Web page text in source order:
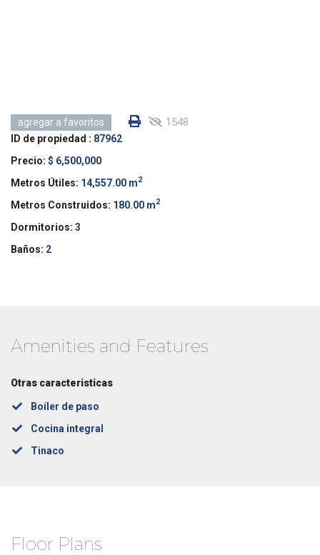
agregar a favoritos 1548
ID de propiedad : 87962
Precio: $ 6,500,000
Metros Útiles: 14,557.00 m2
Metros Construidos: 180.00 m2
Dormitorios: 3
Baños: 2
Amenities and Features
Otras caracteristicas
Boíler de paso
Cocina integral
Tinaco
Floor Plans